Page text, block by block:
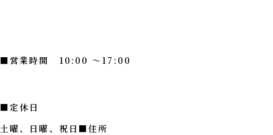
■営業時間 10:00 ～17:00
■定休日
土曜、日曜、祝日■住所